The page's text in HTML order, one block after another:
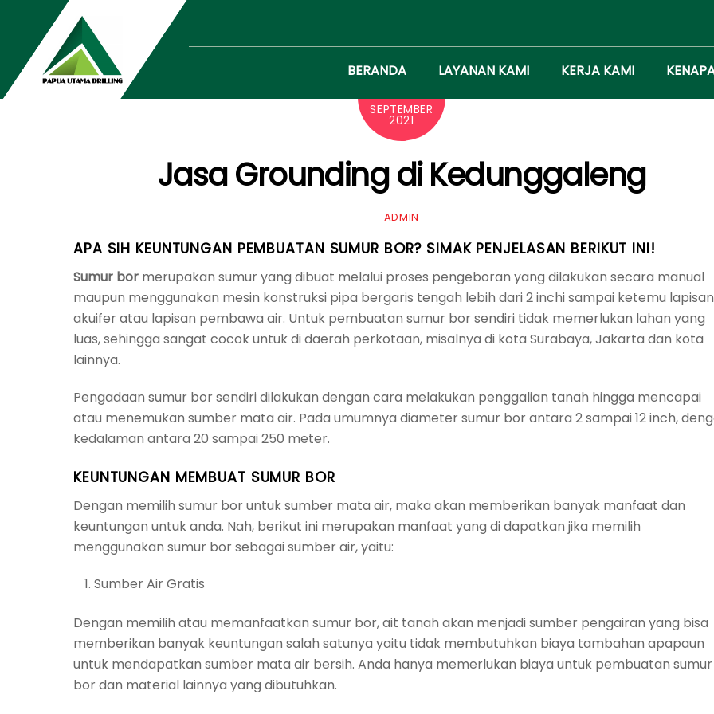
content
BERANDA
LAYANAN KAMI KERJA KAMI
21
SEPTEMBER
2021
Jasa Grounding di Kedunggaleng
ADMIN
APA SIH KEUNTUNGAN PEMBUATAN SUMUR BOR? SIMAK PENJELASAN BERIKUT INI!
Sumur bor merupakan sumur yang dibuat melalui proses pengeboran yang dilakukan secara manual
maupun menggunakan mesin konstruksi pipa bergaris tengah lebih dari 2 inchi sampai ketemu lapisan
akuifer atau lapisan pembawa air. Untuk pembuatan sumur bor sendiri tidak memerlukan lahan yang
luas, sehingga sangat cocok untuk di daerah perkotaan, misalnya di kota Surabaya, Jakarta dan kota
lainnya.
Pengadaan sumur bor sendiri dilakukan dengan cara melakukan penggalian tanah hingga mencapai
atau menemukan sumber mata air. Pada umumnya diameter sumur bor antara 2 sampai 12 inch,
kedalaman antara 20 sampai 250 meter.
KEUNTUNGAN MEMBUAT SUMUR BOR
Dengan memilih sumur bor untuk sumber mata air, maka akan memberikan banyak manfaat dan
keuntungan untuk anda. Nah, berikut ini merupakan manfaat yang di dapatkan jika memilih
menggunakan sumur bor sebagai sumber air, yaitu:
Sumber Air Gratis
Dengan memilih atau memanfaatkan sumur bor, ait tanah akan menjadi sumber pengairan yang bisa
memberikan banyak keuntungan salah satunya yaitu tidak membutuhkan biaya tambahan apapaun
untuk mendapatkan sumber mata air bersih. Anda hanya memerlukan biaya untuk pembuatan sumur
bor dan material lainnya yang dibutuhkan.